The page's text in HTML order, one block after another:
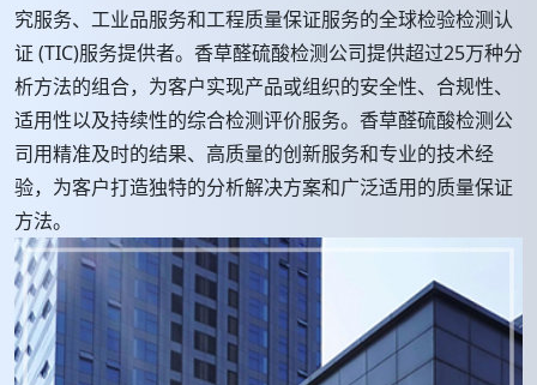
究服务、工业品服务和工程质量保证服务的全球检验检测认
证 (TIC)服务提供者。香草醛硫酸检测公司提供超过25万种分
析方法的组合，为客户实现产品或组织的安全性、合规性、
适用性以及持续性的综合检测评价服务。香草醛硫酸检测公
司用精准及时的结果、高质量的创新服务和专业的技术经
验，为客户打造独特的分析解决方案和广泛适用的质量保证
方法。